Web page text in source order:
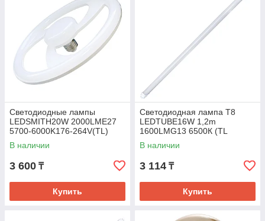
Светодиодные лампы
LEDSMITH20W 2000LME27
5700-6000K176-264V(TL)
В наличии
3 600 ₸
Купить
Светодиодная лампа Т8
LEDTUBE16W 1,2m
1600LMG13 6500К (TL
В наличии
3 114 ₸
Купить